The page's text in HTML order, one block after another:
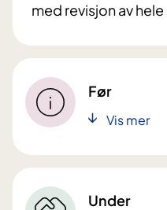
med revisjon av
Før
Vis mer
Under